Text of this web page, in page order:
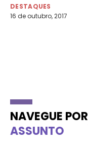
DESTAQUES
16 de outubro, 2017
NAVEGUE POR
ASSUNTO